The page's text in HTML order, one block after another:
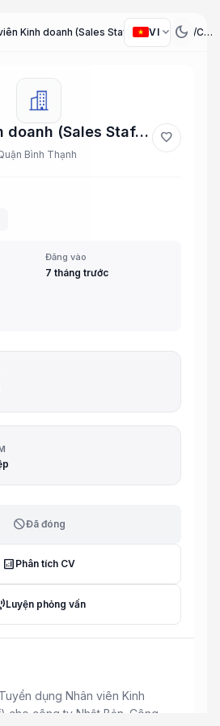
Nhân viên Kinh doanh (Sales Staff) (HSK5/HCM/Chemical)
VI expand_more dark_mode
Nhân viên Kinh doanh (Sales Staff) (HSK5/HCM/Chemical)
Bình Thạnh
favorite
Đăng vào
7 tháng trước
blockĐã đóng
analytics Phân tích CV
Luyện phỏng vấn
Tuyển dụng Nhân viên Kinh
cho công ty Nhật Bản. Công